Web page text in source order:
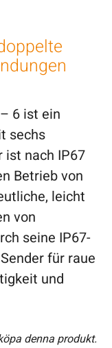
6 ist ein
sechs
ist nach IP67
Betrieb von
leicht
von
seine IP67-
für raue
und
denna produkt.